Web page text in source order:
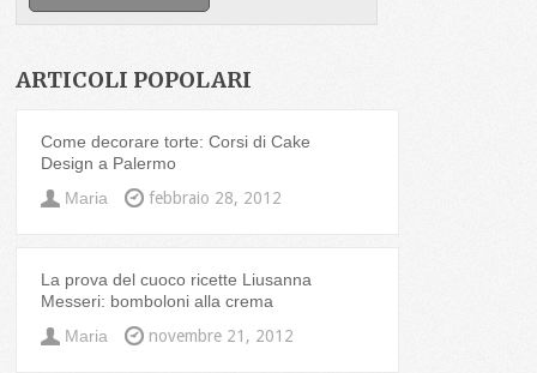
ARTICOLI POPOLARI
Come decorare torte: Corsi di Cake
Design a Palermo
Maria
febbraio 28, 2012
La prova del cuoco ricette Liusanna
Messeri: bomboloni alla crema
Maria
novembre 21, 2012